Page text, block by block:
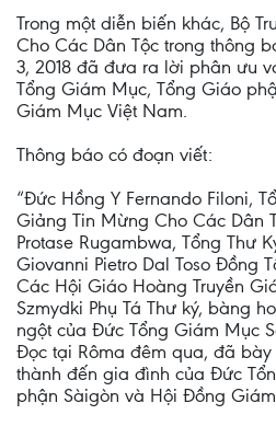
Trong một diễn biến khác, Bộ
Cho Các Dân Tộc trong thông
3, 2018 đã đưa ra lời phân ưu
Tổng Giám Mục, Tổng Giáo
Giám Mục Việt Nam.
Thông báo có đoạn viết:
“Đức Hồng Y Fernando Filoni,
Giảng Tin Mừng Cho Các Dân
Protase Rugambwa, Tổng Thư
Giovanni Pietro Dal Toso Đồng
Các Hội Giáo Hoàng Truyền
Szmydki Phụ Tá Thư ký, bàng
ngột của Đức Tổng Giám Mục
Đọc tại Rôma đêm qua, đã
thành đến gia đình của Đức
phận Sàigòn và Hội Đồng